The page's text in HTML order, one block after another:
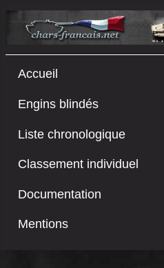
Accueil
Engins blindés
Liste chronologique
Classement individuel
Documentation
Mentions